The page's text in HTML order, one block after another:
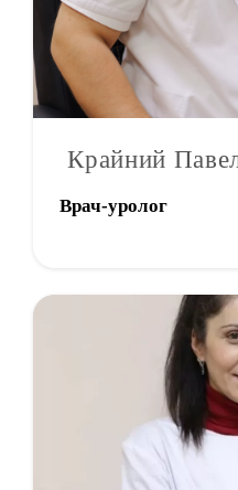
Крайний
Врач-уролог